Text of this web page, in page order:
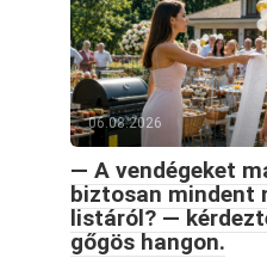
06.08.2026
— A vendégeket
biztosan mindent
listáról? —
gőgös hangon.